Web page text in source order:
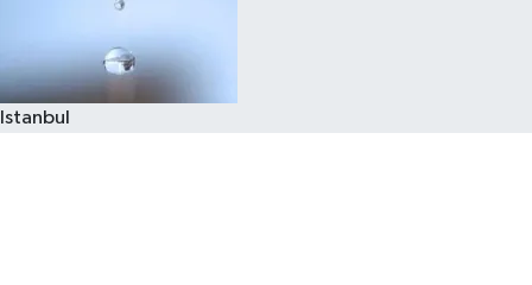
Istanbul